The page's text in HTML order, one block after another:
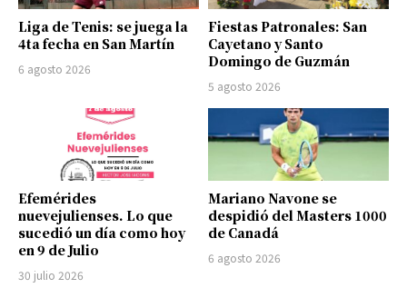
Liga de Tenis: se juega la
4ta fecha en San Martín
6 agosto 2026
Fiestas Patronales: San
Cayetano y Santo
Domingo de Guzmán
5 agosto 2026
Efemérides
nuevejulienses. Lo que
sucedió un día como hoy
en 9 de Julio
30 julio 2026
Mariano Navone se
despidió del Masters 1000
de Canadá
6 agosto 2026